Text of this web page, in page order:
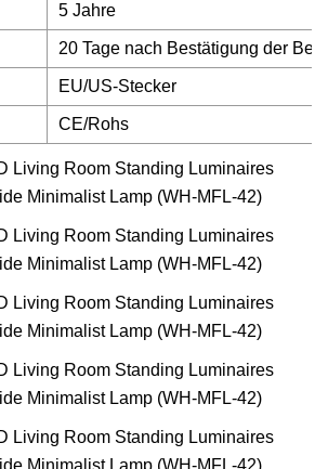
5 Jahre
20 Tage nach Bestätigung der
EU/US-Stecker
CE/Rohs